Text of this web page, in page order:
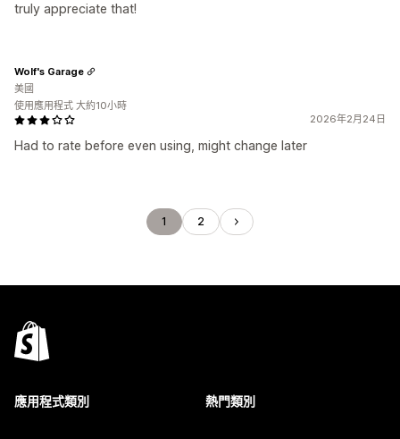
truly appreciate that!
2026年2月24日
Had to rate before even using, might change later
Wolf's Garage
美國
使用應用程式 大約10小時
1 2
應用程式類別 熱門類別